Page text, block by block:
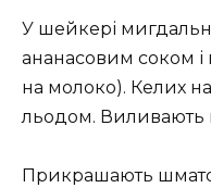
У шейкері
ананасовим соком
на молоко). Келих
льодом. Виливають
Прикрашають